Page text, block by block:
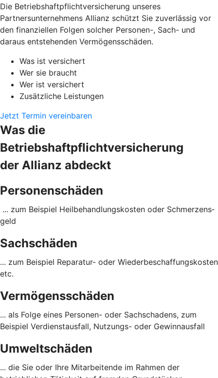
Die Betriebshaftpflichtversicherung unseres
Partnersunternehmens Allianz schützt Sie zuverlässig vor
den finanziellen Folgen solcher Personen-, Sach- und
daraus entstehenden Vermögensschäden.
Was ist versichert
Wer sie braucht
Wer ist versichert
Zusätzliche Leistungen
Jetzt Termin vereinbaren
Was die
Betriebshaftpflichtversicherung
der Allianz abdeckt
Personenschäden
... zum Beispiel Heil­behandlungs­kosten oder Schmerzens­
geld
Sachschäden
... zum Beispiel Reparatur- oder Wieder­beschaffungs­kosten
etc.
Vermögensschäden
... als Folge eines Personen- oder Sach­schadens, zum
Beispiel Verdienst­ausfall, Nutzungs- oder Gewinn­ausfall
Umweltschäden
... die Sie oder Ihre Mitarbeitende im Rahmen der